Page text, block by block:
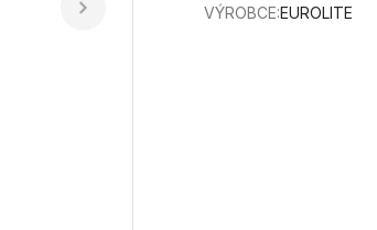
VÝROBCE:EUROLITE